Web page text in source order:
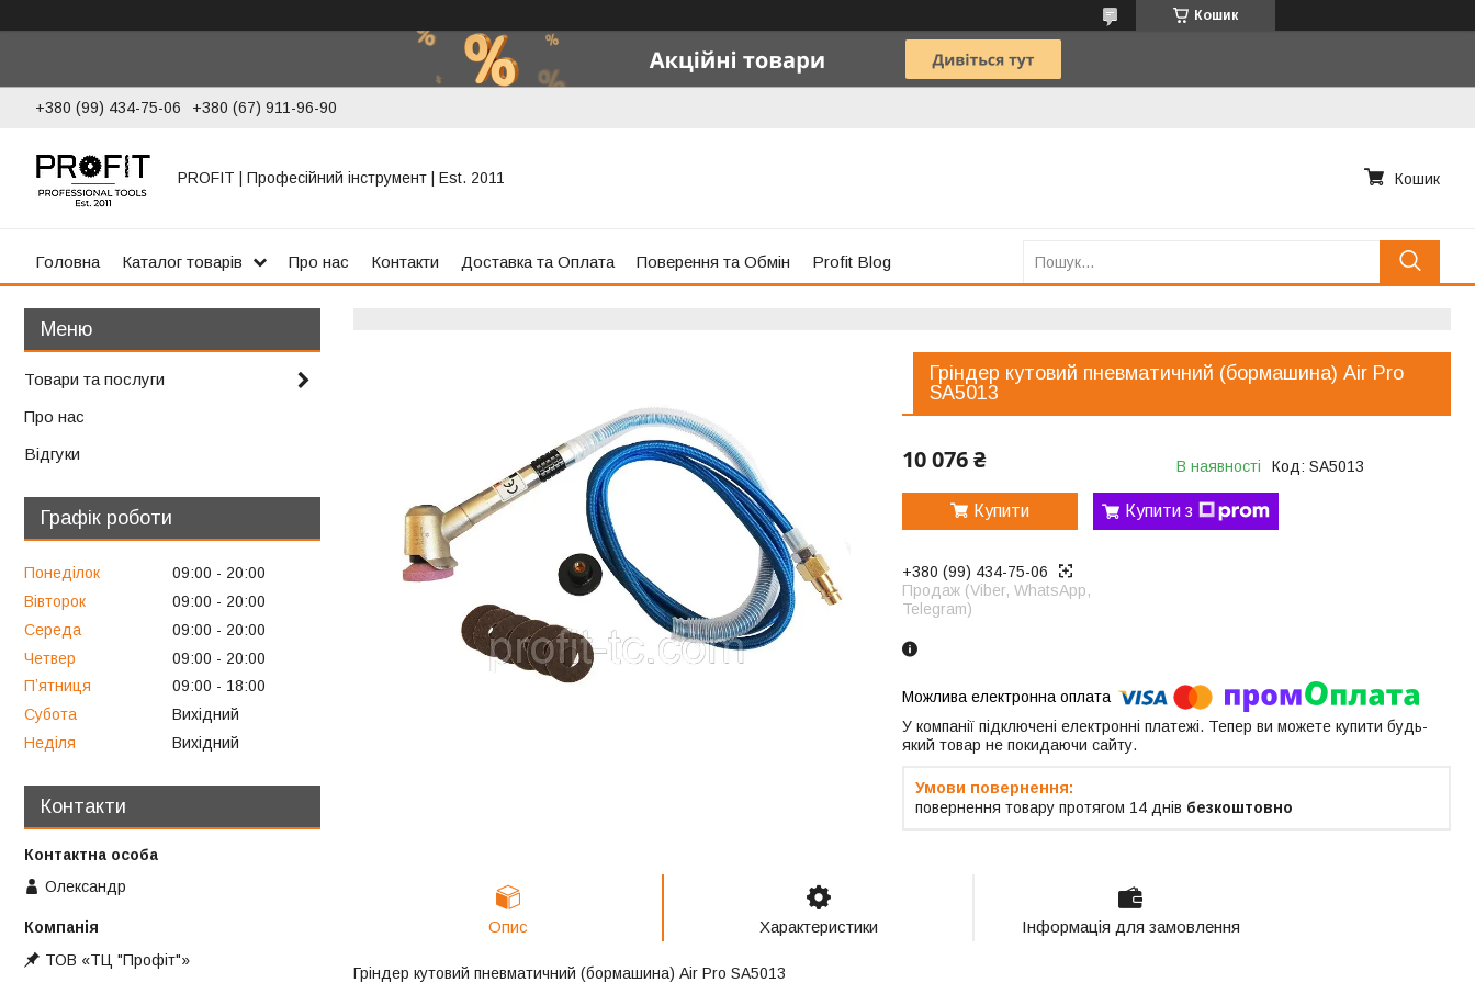
Кошик
+380 (99) 434-75-06 +380 (67) 911-96-90
PROFIT | Професійний інструмент | Est. 2011 Кошик
Головна Каталог товарів Про нас Контакти Доставка та Оплата Поверення та Обмін Profit Blog
Гріндер кутовий пневматичний (бормашина) Air Pro
SA5013
10 076 ₴ В наявності Код: SA5013
Купити Купити з
+380 (99) 434-75-06
Продаж (Viber, WhatsApp,
Telegram)
У компанії підключені електронні платежі. Тепер ви можете купити будь-
який товар не покидаючи сайту.
повернення товару протягом 14 днів безкоштовно
Опис Характеристики Інформація для замовлення
Гріндер кутовий пневматичний (бормашина) Air Pro SA5013
Товари та послуги
Про нас
Відгуки
Графік роботи
Понеділок 09:00
20:00
Вівторок
09:00
20:00
Середа
09:00
20:00
Четвер
09:00
20:00
Пʼятниця
09:00
18:00
Субота
Вихідний
Неділя
Вихідний
Контакти
Олександр
ТОВ «ТЦ "Профіт"»